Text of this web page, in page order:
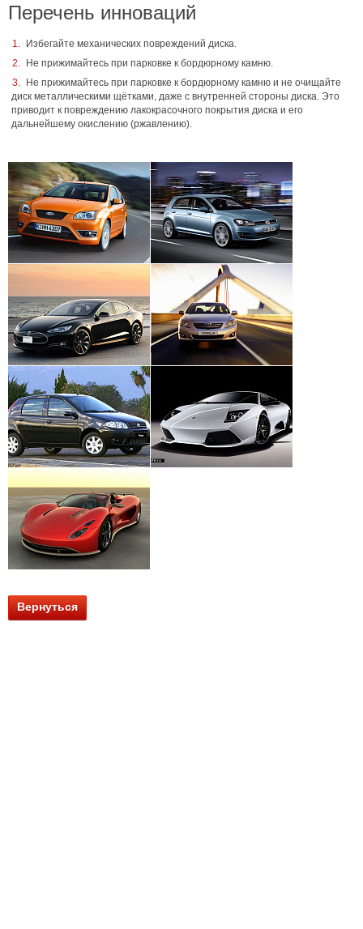
Перечень инноваций
Избегайте механических повреждений диска.
Не прижимайтесь при парковке к бордюрному камню.
Не прижимайтесь при парковке к бордюрному камню и не очищайте
диск металлическими щётками, даже с внутренней стороны диска. Это
приводит к повреждению лакокрасочного покрытия диска и его
дальнейшему окислению (ржавлению).
Вернуться